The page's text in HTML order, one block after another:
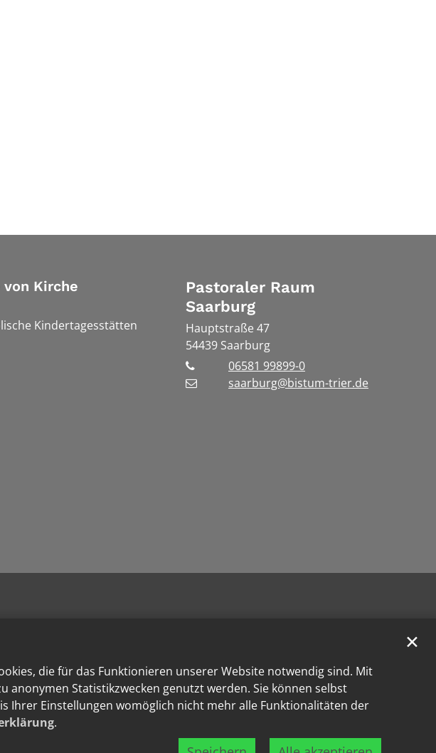
die für das Funktionieren unserer Website notwendig sind. Mit
anonymen Statistikzwecken genutzt werden. Sie können selbst
Ihrer Einstellungen womöglich nicht mehr alle Funktionalitäten der
.
✕
von Kirche
Kindertagesstätten
Pastoraler Raum
Saarburg
Hauptstraße 47
54439 Saarburg
06581 99899-0
saarburg@bistum-trier.de